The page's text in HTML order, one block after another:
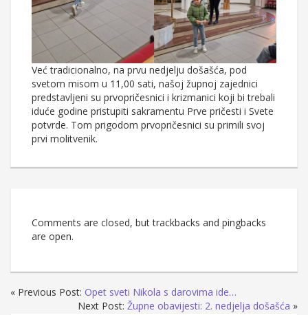
Već tradicionalno, na prvu nedjelju došašća, pod
svetom misom u 11,00 sati, našoj župnoj zajednici
predstavljeni su prvopričesnici i krizmanici koji bi trebali
iduće godine pristupiti sakramentu Prve pričesti i Svete
potvrde. Tom prigodom prvopričesnici su primili svoj
prvi molitvenik.
Comments are closed, but trackbacks and pingbacks
are open.
« Previous Post: Opet sveti Nikola s darovima ide…
Next Post: Župne obavijesti: 2. nedjelja došašća »